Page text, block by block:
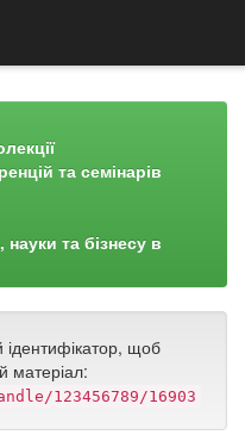
та семінарів
науки та бізнесу в
ідентифікатор, щоб
матеріал:
123456789/16903